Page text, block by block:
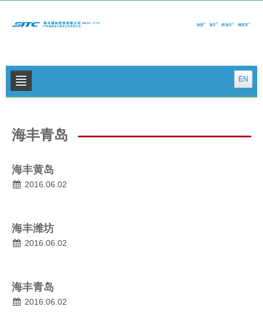
EN
公司新闻
物流特色服务
可持续发展
提单条件及条款
海丰青岛
海丰黄岛
2016.06.02
海丰潍坊
2016.06.02
海丰青岛
2016.06.02